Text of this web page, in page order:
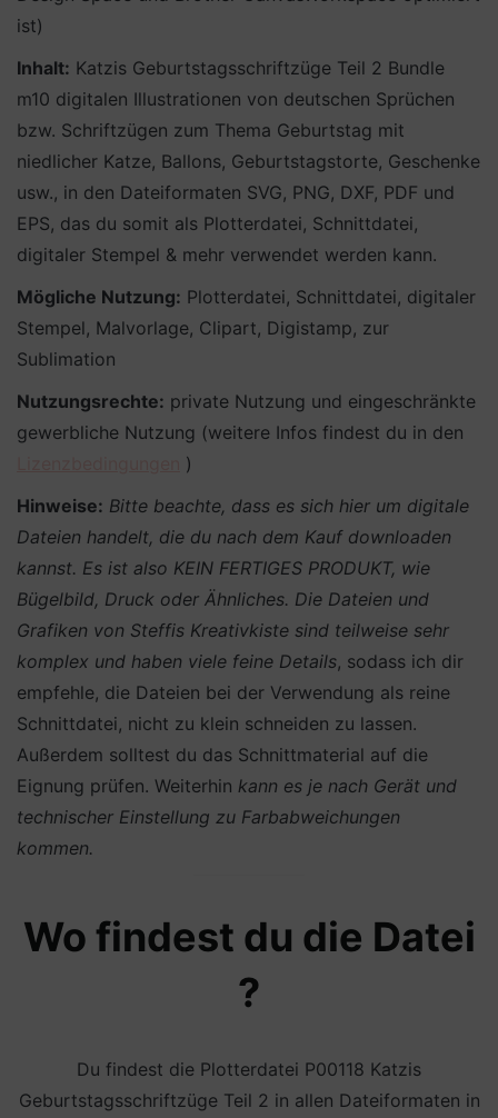
ist)
Inhalt: Katzis Geburtstagsschriftzüge Teil 2 Bundle
m10 digitalen Illustrationen von deutschen Sprüchen
bzw. Schriftzügen zum Thema Geburtstag mit
niedlicher Katze, Ballons, Geburtstagstorte, Geschenke
usw., in den Dateiformaten SVG, PNG, DXF, PDF und
EPS, das du somit als Plotterdatei, Schnittdatei,
digitaler Stempel & mehr verwendet werden kann.
Mögliche Nutzung: Plotterdatei, Schnittdatei, digitaler
Stempel, Malvorlage, Clipart, Digistamp, zur
Sublimation
Nutzungsrechte: private Nutzung und eingeschränkte
gewerbliche Nutzung (weitere Infos findest du in den
)
Hinweise: Bitte beachte, dass es sich hier um digitale
Dateien handelt, die du nach dem Kauf downloaden
kannst. Es ist also KEIN FERTIGES PRODUKT, wie
Bügelbild, Druck oder Ähnliches. Die Dateien und
Grafiken von Steffis Kreativkiste sind teilweise sehr
komplex und haben viele feine Details, sodass ich dir
empfehle, die Dateien bei der Verwendung als reine
Schnittdatei, nicht zu klein schneiden zu lassen.
Außerdem solltest du das Schnittmaterial auf die
Eignung prüfen. Weiterhin kann es je nach Gerät und
technischer Einstellung zu Farbabweichungen
kommen.
Wo findest du die Datei
?
Du findest die Plotterdatei P00118 Katzis
Geburtstagsschriftzüge Teil 2 in allen Dateiformaten in